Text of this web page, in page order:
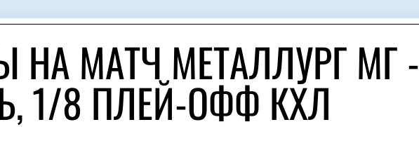
НА МАТЧ МЕТАЛЛУРГ МГ -
1/8 ПЛЕЙ-ОФФ КХЛ